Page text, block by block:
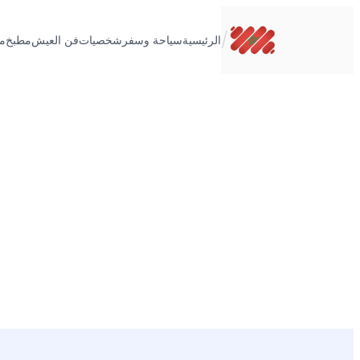
/الرئيسيةسياحة وسفر شخصياتفن العيشمطبخ